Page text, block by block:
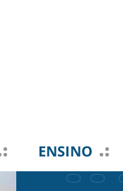
ENSINO